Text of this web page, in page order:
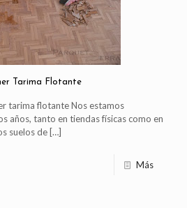
Tarima Flotante
tarima flotante Nos estamos
años, tanto en tiendas físicas como en
suelos de […]
Más